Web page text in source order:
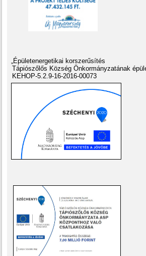
„Épületenergetikai korszerűsítés
Tápiószőlős Község Önkormányzatának
KEHOP-5.2.9-16-2016-00073